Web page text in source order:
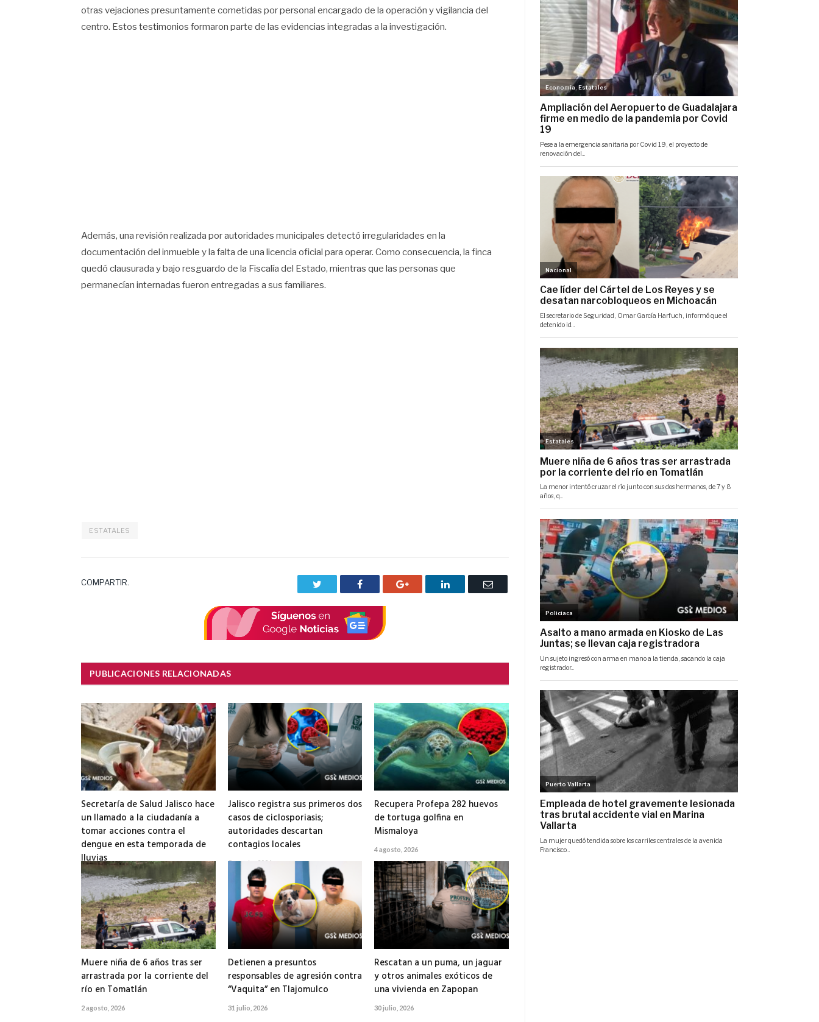
otras vejaciones presuntamente cometidas por personal encargado de la operación y vigilancia del
centro. Estos testimonios formaron parte de las evidencias integradas a la investigación.
Además, una revisión realizada por autoridades municipales detectó irregularidades en la
documentación del inmueble y la falta de una licencia oficial para operar. Como consecuencia, la finca
quedó clausurada y bajo resguardo de la Fiscalía del Estado, mientras que las personas que
permanecían internadas fueron entregadas a sus familiares.
ESTATALES
COMPARTIR. Facebook Google+ LinkedIn
Correo
PUBLICACIONES RELACIONADAS
Secretaría de Salud Jalisco hace
un llamado a la ciudadanía a
tomar acciones contra el
dengue en esta temporada de
lluvias
6 agosto, 2026
Jalisco registra sus primeros dos
casos de ciclosporiasis;
autoridades descartan
contagios locales
5 agosto, 2026
Recupera Profepa 282 huevos
de tortuga golfina en
Mismaloya
4 agosto, 2026
Muere niña de 6 años tras ser
arrastrada por la corriente del
río en Tomatlán
2 agosto, 2026
Detienen a presuntos
responsables de agresión contra
“Vaquita” en Tlajomulco
31 julio, 2026
Rescatan a un puma, un jaguar
y otros animales exóticos de
una vivienda en Zapopan
30 julio, 2026